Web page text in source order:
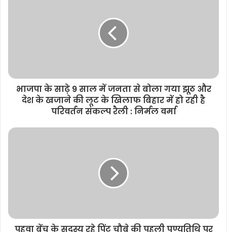
e
भाजपा के साढ़े 9 साल में जनता से बोला गया झूठ और
देश के खजाने की लूट के खिलाफ बिहार में हो रही है
परिवर्तन संकल्प रैली : निर्मल वर्मा
पहवा बेंच के सदस्य रहे पिंटू चौबे की पहली पुण्यतिथि पर